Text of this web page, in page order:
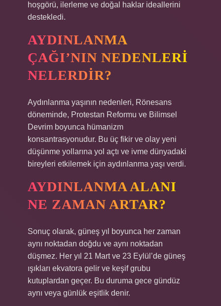
hoşgörü, ilerleme ve doğal haklar ideallerini
destekledi.
AYDINLANMA
ÇAĞI’NIN NEDENLERI
NELERDIR?
Aydınlanma yaşının nedenleri, Rönesans
döneminde, Protestan Reformu ve Bilimsel
Devrim boyunca hümanizm
konsantrasyonudur. Bu üç fikir ve olay yeni
düşünme yollarına yol açtı ve ivme dünyadaki
bireyleri etkilemek için aydınlanma yaşı verdi.
AYDINLANMA ALANI
NE ZAMAN ARTAR?
Sonuç olarak, güneş yıl boyunca her zaman
aynı noktadan doğdu ve aynı noktadan
düşmez. Her yıl 21 Mart ve 23 Eylül’de güneş
ışıkları ekvatora gelir ve keşif grubu
kutuplardan geçer. Bu duruma gece gündüz
aynı veya günlük eşitlik denir.